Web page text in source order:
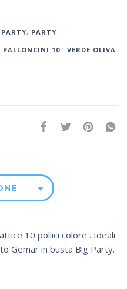
, PARTY
PALLONCINI 10'' VERDE OLIVA
10 pollici colore . Ideali
Gemar in busta Big Party.